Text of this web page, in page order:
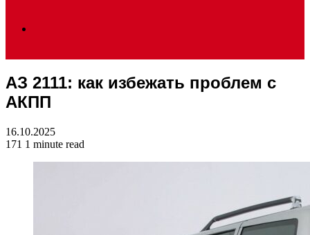
for
АЗ 2111: как избежать проблем с
АКПП
16.10.2025
171 1 minute read